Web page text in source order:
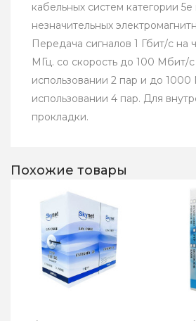
кабельных систем категории 5e
незначительных
Передача сигналов 1 Гбит/с на
МГц. со скорость до 100 Мбит/
использовании 2 пар и до
использовании 4 пар. Для
прокладки.
Похожие товары